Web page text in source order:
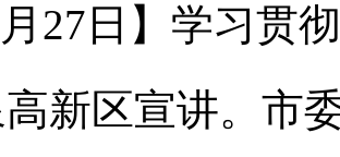
月 27 日】学习贯
新区宣讲。市